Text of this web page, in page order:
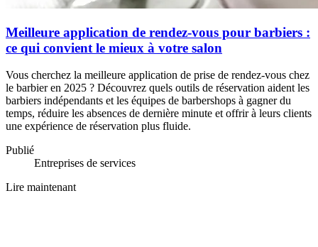
Meilleure application de rendez-vous pour barbiers :
ce qui convient le mieux à votre salon
Vous cherchez la meilleure application de prise de rendez-vous chez
le barbier en 2025 ? Découvrez quels outils de réservation aident les
barbiers indépendants et les équipes de barbershops à gagner du
temps, réduire les absences de dernière minute et offrir à leurs clients
une expérience de réservation plus fluide.
Publié
Entreprises de services
Lire maintenant